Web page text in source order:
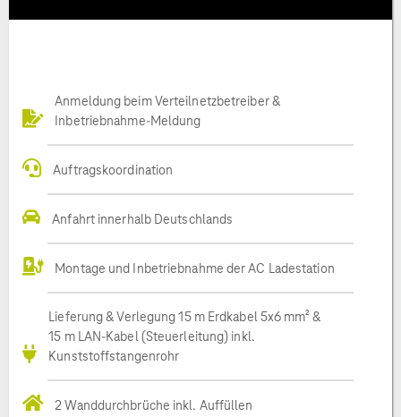
Anmeldung beim Verteilnetzbetreiber &
Inbetriebnahme-Meldung
Auftragskoordination
Anfahrt innerhalb Deutschlands
Montage und Inbetriebnahme der AC Ladestation
Lieferung & Verlegung 15 m Erdkabel 5x6 mm² &
15 m LAN-Kabel (Steuerleitung) inkl.
Kunststoffstangenrohr
2 Wanddurchbrüche inkl. Auffüllen